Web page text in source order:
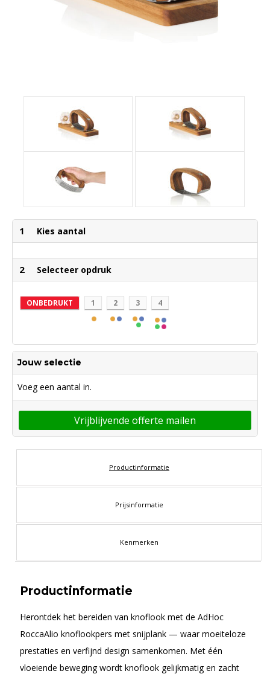
1 Kies aantal
2 Selecteer opdruk
ONBEDRUKT 1 2 3 4
Jouw selectie
Voeg een aantal in.
Vrijblijvende offerte mailen
Productinformatie
Prijsinformatie
Kenmerken
Productinformatie
Herontdek het bereiden van knoflook met de AdHoc
RoccaAlio knoflookpers met snijplank — waar moeiteloze
prestaties en verfijnd design samenkomen. Met één
vloeiende beweging wordt knoflook gelijkmatig en zacht